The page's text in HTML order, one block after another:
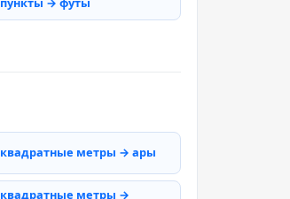
квадратные метры → ары
квадратные метры →